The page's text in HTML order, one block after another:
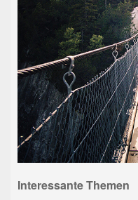
Interessante Themen